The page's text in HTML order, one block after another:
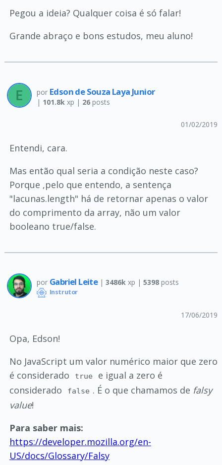
Pegou a ideia? Qualquer coisa é só falar!
Grande abraço e bons estudos, meu aluno!
por Edson de Souza Laya Junior
| 101.8kxp | 26posts
01/02/2019
Entendi, cara.
Mas então qual seria a condição neste caso?
Porque ,pelo que entendo, a sentença
"lacunas.length" há de retornar apenas o valor
do comprimento da array, não um valor
booleano true/false.
por Gabriel Leite | 3486k xp | 5398posts
Instrutor
17/06/2019
Opa, Edson!
No JavaScript um valor numérico maior que zero
é considerado
true
e igual a zero é
considerado
false . É o que chamamos de falsy
value!
Para saber mais:
https://developer.mozilla.org/en-
US/docs/Glossary/Falsy